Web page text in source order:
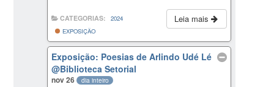
Leia mais
CATEGORIAS:
2024
EXPOSIÇÃO
Exposição: Poesias de Arlindo Udé Lé
@Biblioteca Setorial
nov 26 dia inteiro